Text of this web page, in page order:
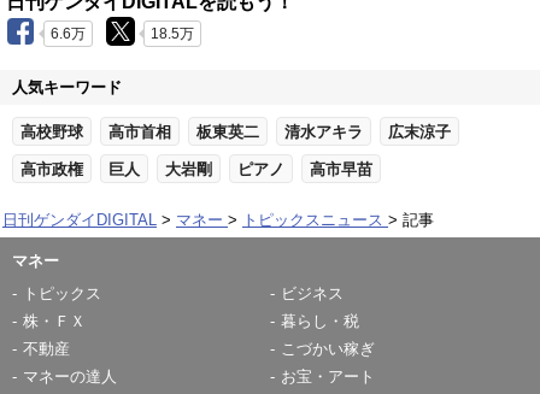
6.6万 18.5万
人気キーワード
高校野球 高市首相 板東英二 清水アキラ 広末涼子
高市政権 巨人 大岩剛 ピアノ 高市早苗
日刊ゲンダイDIGITAL マネー トピックスニュース 記事
マネー
トピックス
ビジネス
株・ＦＸ
暮らし・税
不動産
こづかい稼ぎ
マネーの達人
お宝・アート